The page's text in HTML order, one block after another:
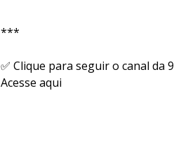
***
✅ Clique para seguir o canal da
Acesse aqui